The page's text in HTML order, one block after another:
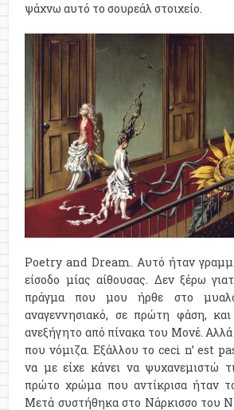
ψάχνω αυτό το σουρεάλ στοιχείο.
Poetry and Dream. Αυτό ήταν
είσοδο μίας αίθουσας. Δεν ξέρω
πράγμα που μου ήρθε στο
αναγεννησιακό, σε πρώτη φάση,
ανεξήγητο από πίνακα του Μονέ. Αλλά
που νόμιζα. Εξάλλου το ceci n’ est
να με είχε κάνει να ψυχανεμιστώ
πρώτο χρώμα που αντίκρισα ήταν
Μετά συστήθηκα στο Νάρκισσο του